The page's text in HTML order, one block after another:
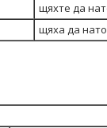
щяхте да
щяха да